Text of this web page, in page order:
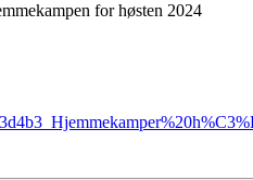
for høsten 2024